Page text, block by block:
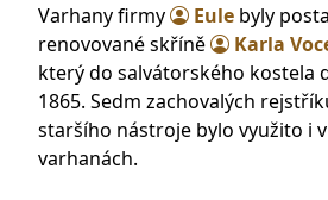
Varhany firmy Eule byly
renovované skříně
Karla
který do salvátorského kostela
1865. Sedm zachovalých
staršího nástroje bylo využito i
varhanách.